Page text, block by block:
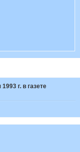
г. в газете